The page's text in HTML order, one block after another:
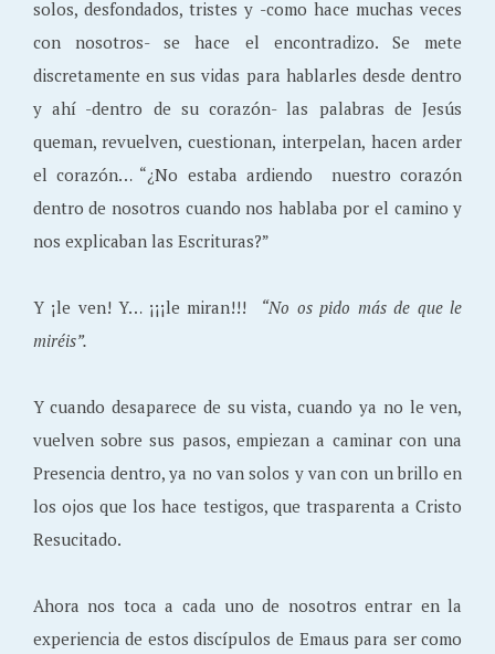
solos, desfondados, tristes y -como hace muchas veces
con nosotros- se hace el encontradizo. Se mete
discretamente en sus vidas para hablarles desde dentro
y ahí -dentro de su corazón- las palabras de Jesús
queman, revuelven, cuestionan, interpelan, hacen arder
el corazón… “¿No estaba ardiendo nuestro corazón
dentro de nosotros cuando nos hablaba por el camino y
nos explicaban las Escrituras?”
Y ¡le ven! Y… ¡¡¡le miran!!! “No os pido más de que le
miréis”.
Y cuando desaparece de su vista, cuando ya no le ven,
vuelven sobre sus pasos, empiezan a caminar con una
Presencia dentro, ya no van solos y van con un brillo en
los ojos que los hace testigos, que trasparenta a Cristo
Resucitado.
Ahora nos toca a cada uno de nosotros entrar en la
experiencia de estos discípulos de Emaus para ser como